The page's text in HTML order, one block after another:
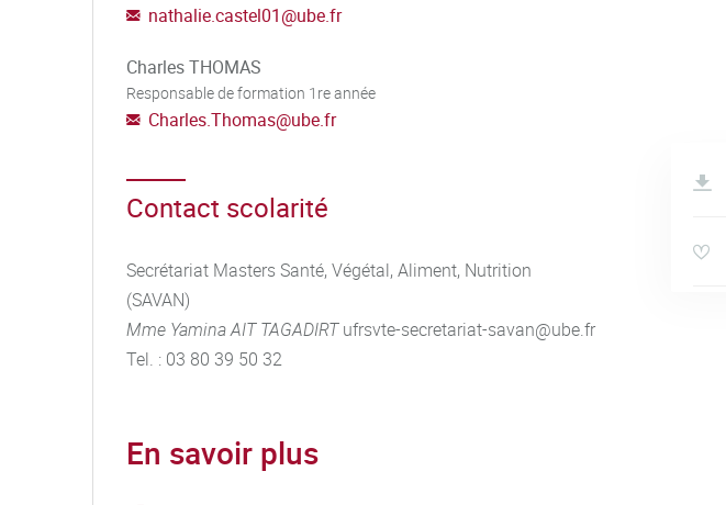
nathalie.castel01@ube.fr
Charles THOMAS
Responsable de formation 1re année
Charles.Thomas@ube.fr
Contact scolarité
Secrétariat Masters Santé, Végétal, Aliment, Nutrition
(SAVAN)
Mme Yamina AIT TAGADIRTufrsvte-secretariat-savan@ube.fr
Tel. : 03 80 39 50 32
En savoir plus